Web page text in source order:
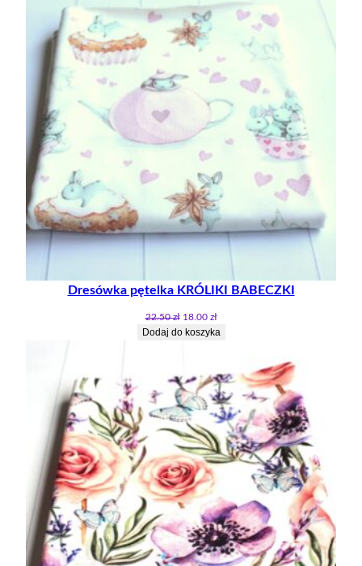
Dresówka pętelka KRÓLIKI BABECZKI
22.50zł Pierwotna
cena
18.00 złAktualna
cena
Dodaj do koszyka